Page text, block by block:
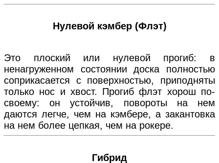
Нулевой кэмбер (Флэт)
Это плоский или нулевой прогиб: в
ненагруженном состоянии доска полностью
соприкасается с поверхностью, приподняты
только нос и хвост. Прогиб флэт хорош по-
своему: он устойчив, повороты на нем
даются легче, чем на кэмбере, а закантовка
на нем более цепкая, чем на рокере.
Гибрид